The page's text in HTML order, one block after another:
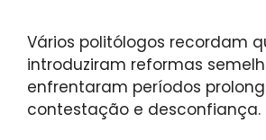
Vários politólogos recordam
introduziram reformas
enfrentaram períodos
contestação e desconfiança.